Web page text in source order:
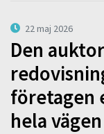
22 maj 2026
Den
företagen
hela vägen